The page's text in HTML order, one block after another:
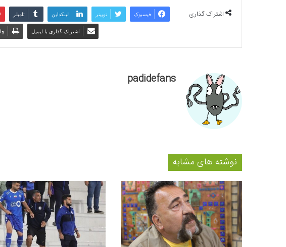
اشتراک گذاری فیسبوک توییتر لینکداین تامبلر
اشتراک گذاری با ایمیل
padidefans
نوشته های مشابه